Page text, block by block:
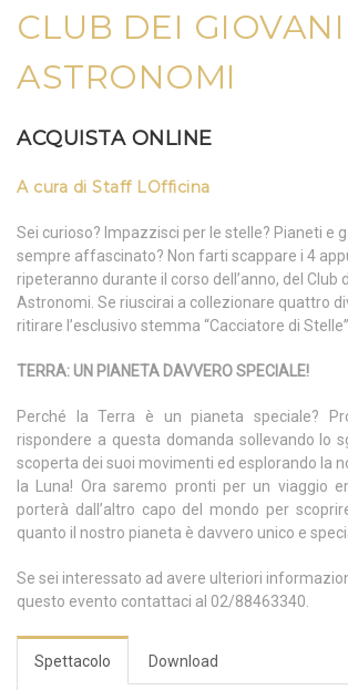
CLUB DEI GIOVANI
ASTRONOMI
ACQUISTA ONLINE
A cura di Staff LOfficina
Sei curioso? Impazzisci per le stelle? Pianeti e
sempre affascinato? Non farti scappare i 4
ripeteranno durante il corso dell’anno, del Club
Astronomi. Se riuscirai a collezionare quattro
ritirare l’esclusivo stemma “Cacciatore di
TERRA: UN PIANETA DAVVERO SPECIALE!
Perché la Terra è un pianeta speciale?
rispondere a questa domanda sollevando lo
scoperta dei suoi movimenti ed esplorando la
la Luna! Ora saremo pronti per un viaggio
porterà dall’altro capo del mondo per
quanto il nostro pianeta è davvero unico e
Se sei interessato ad avere ulteriori
questo evento contattaci al 02/88463340.
Spettacolo Download